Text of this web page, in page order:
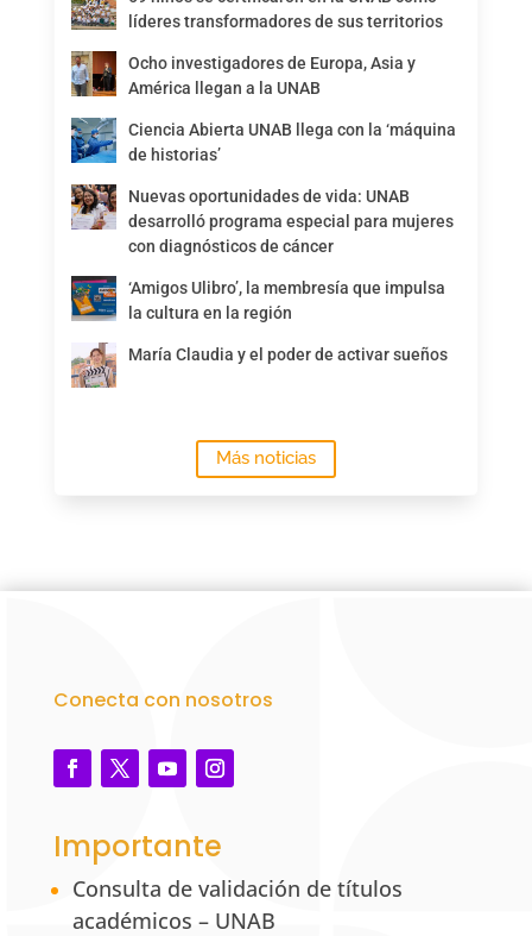
líderes transformadores de sus territorios
Ocho investigadores de Europa, Asia y
América llegan a la UNAB
Ciencia Abierta UNAB llega con la ‘máquina
de historias’
Nuevas oportunidades de vida: UNAB
desarrolló programa especial para mujeres
con diagnósticos de cáncer
‘Amigos Ulibro’, la membresía que impulsa
la cultura en la región
María Claudia y el poder de activar sueños
Más noticias
Conecta con nosotros
Importante
Consulta de validación de títulos
académicos – UNAB